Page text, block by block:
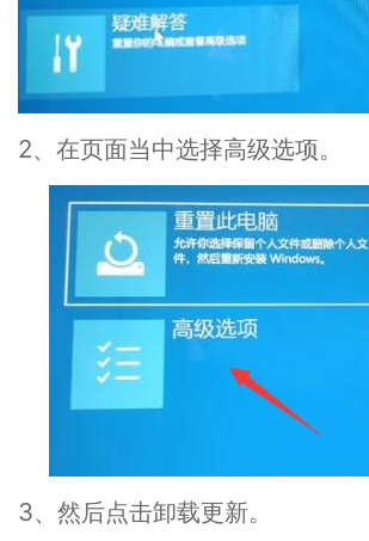
2、在页面当中选择高级选项。
3、然后点击卸载更新。